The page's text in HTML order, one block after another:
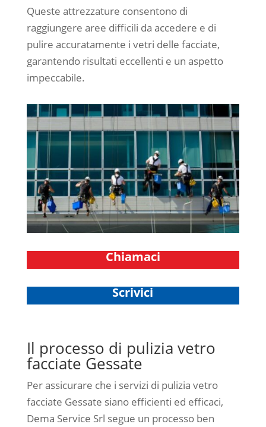
Queste attrezzature consentono di
raggiungere aree difficili da accedere e di
pulire accuratamente i vetri delle facciate,
garantendo risultati eccellenti e un aspetto
impeccabile.
Chiamaci
Scrivici
Il processo di pulizia vetro
facciate Gessate
Per assicurare che i servizi di pulizia vetro
facciate Gessate siano efficienti ed efficaci,
Dema Service Srl segue un processo ben